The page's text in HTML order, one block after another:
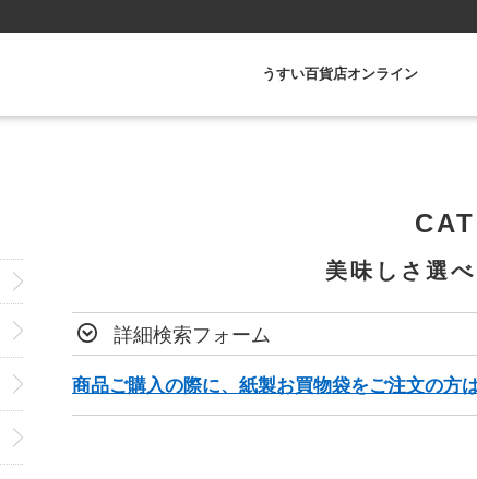
うすい百貨店オンライン
美味しさ選
詳細検索フォーム
商品ご購入の際に、紙製お買物袋をご注文の方